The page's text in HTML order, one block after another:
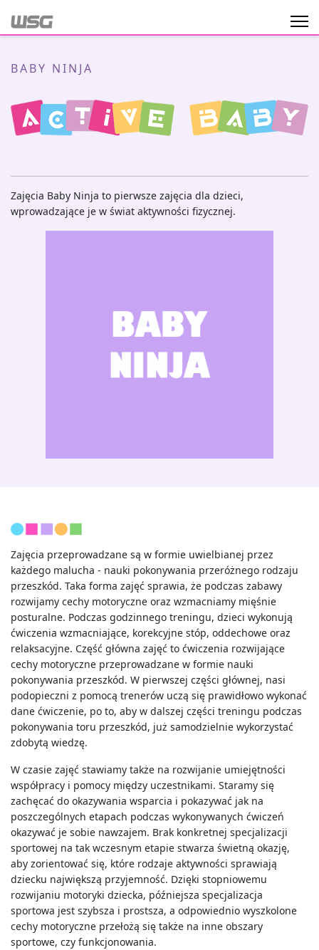
BABY NINJA
Zajęcia Baby Ninja to pierwsze zajęcia dla dzieci,
wprowadzające je w świat aktywności fizycznej.
Zajęcia przeprowadzane są w formie uwielbianej przez
każdego malucha - nauki pokonywania przeróżnego rodzaju
przeszkód. Taka forma zajęć sprawia, że podczas zabawy
rozwijamy cechy motoryczne oraz wzmacniamy mięśnie
posturalne. Podczas godzinnego treningu, dzieci wykonują
ćwiczenia wzmacniające, korekcyjne stóp, oddechowe oraz
relaksacyjne. Część główna zajęć to ćwiczenia rozwijające
cechy motoryczne przeprowadzane w formie nauki
pokonywania przeszkód. W pierwszej części głównej, nasi
podopieczni z pomocą trenerów uczą się prawidłowo wykonać
dane ćwiczenie, po to, aby w dalszej części treningu podczas
pokonywania toru przeszkód, już samodzielnie wykorzystać
zdobytą wiedzę.
W czasie zajęć stawiamy także na rozwijanie umiejętności
współpracy i pomocy między uczestnikami. Staramy się
zachęcać do okazywania wsparcia i pokazywać jak na
poszczególnych etapach podczas wykonywanych ćwiczeń
okazywać je sobie nawzajem. Brak konkretnej specjalizacji
sportowej na tak wczesnym etapie stwarza świetną okazję,
aby zorientować się, które rodzaje aktywności sprawiają
dziecku największą przyjemność. Dzięki stopniowemu
rozwijaniu motoryki dziecka, późniejsza specjalizacja
sportowa jest szybsza i prostsza, a odpowiednio wyszkolone
cechy motoryczne przełożą się także na inne obszary
sportowe, czy funkcjonowania.